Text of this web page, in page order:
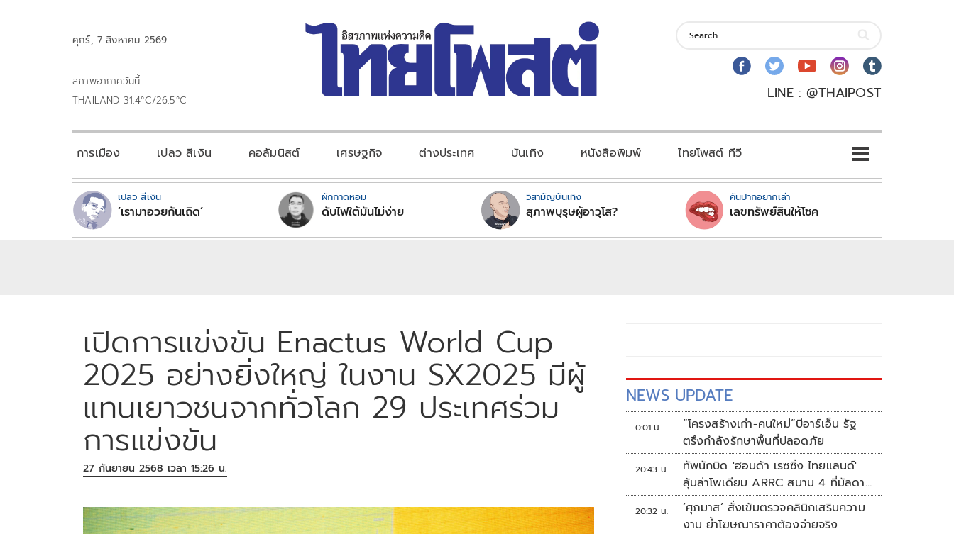
ศุกร์, 7 สิงหาคม 2569
สภาพอากาศวันนี้
THAILAND 31.4°C/26.5°C
LINE : @THAIPOST
การเมือง เปลว สีเงิน คอลัมนิสต์ เศรษฐกิจ ต่างประเทศ บันเทิง หนังสือพิมพ์ ไทยโพสต์ ทีวี
เปลว สีเงิน
‘เรามาอวยกันเถิด’
ผักกาดหอม
ดับไฟใต้มันไม่ง่าย
วิสามัญบันเทิง
สุภาพบุรุษผู้อาวุโส?
คันปากอยากเล่า
เลขทรัพย์สินให้โชค
เปิดการแข่งขัน Enactus World Cup
2025 อย่างยิ่งใหญ่ ในงาน SX2025 มีผู้
แทนเยาวชนจากทั่วโลก 29 ประเทศร่วม
การแข่งขัน
27 กันยายน 2568 เวลา 15:26 น.
NEWS UPDATE
0:01 น.
“โครงสร้างเก่า-คนใหม่”บีอาร์เอ็น รัฐ
ตรึงกำลังรักษาพื้นที่ปลอดภัย
20:43 น.
ทัพนักบิด 'ฮอนด้า เรซซิ่ง ไทยแลนด์'
ลุ้นล่าโพเดียม ARRC สนาม 4 ที่มัลดาลิ
กา
20:32 น.
‘ศุภมาส’ สั่งเข้มตรวจคลินิกเสริมความ
งาม ย้ำโฆษณาราคาต้องจ่ายจริง